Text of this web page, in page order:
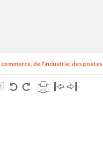
de l'industrie, des